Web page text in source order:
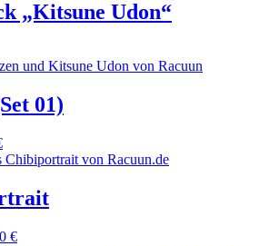
„Kitsune Udon“
01)
€